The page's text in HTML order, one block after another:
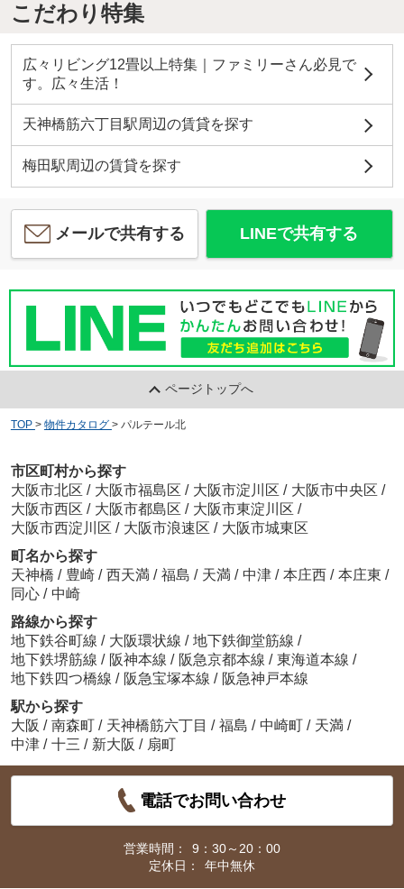
こだわり特集
広々リビング12畳以上特集｜ファミリーさん必見で
す。広々生活！
天神橋筋六丁目駅周辺の賃貸を探す
梅田駅周辺の賃貸を探す
メールで共有する LINEで共有する
ページトップへ
TOP > 物件カタログ > パルテール北
市区町村から探す
大阪市北区 / 大阪市福島区 / 大阪市淀川区 / 大阪市中央区 /
大阪市西区 / 大阪市都島区 / 大阪市東淀川区 /
大阪市西淀川区 / 大阪市浪速区 / 大阪市城東区
町名から探す
天神橋 / 豊崎 / 西天満 / 福島 / 天満 / 中津 / 本庄西 / 本庄東 /
同心 / 中崎
路線から探す
地下鉄谷町線 / 大阪環状線 / 地下鉄御堂筋線 /
地下鉄堺筋線 / 阪神本線 / 阪急京都本線 / 東海道本線 /
地下鉄四つ橋線 / 阪急宝塚本線 / 阪急神戸本線
駅から探す
大阪 / 南森町 / 天神橋筋六丁目 / 福島 / 中崎町 / 天満 /
中津 / 十三 / 新大阪 / 扇町
電話でお問い合わせ
営業時間：
9：30～20：00
定休日：
年中無休